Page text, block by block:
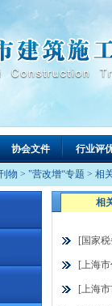
协会文件 行业评
物 > "营改增“专题 > 相
相
[国家
[上海
[上海